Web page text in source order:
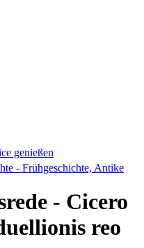
genießen
- Frühgeschichte, Antike
- Cicero
reo